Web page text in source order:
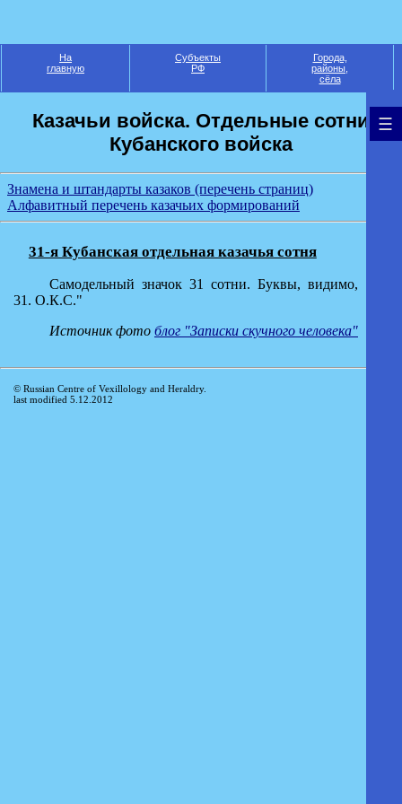
На
главную
Субъекты
РФ
Города,
районы,
сёла
Казачьи войска. Отдельные сотни
Кубанского войска
Знамена и штандарты казаков (перечень страниц)
Алфавитный перечень казачьих формирований
31-я Кубанская отдельная казачья сотня
Самодельный значок 31 сотни. Буквы, видимо,
31. О.К.С."
Источник фото блог "Записки скучного человека"
© Russian Centre of Vexillology and Heraldry.
last modified 5.12.2012